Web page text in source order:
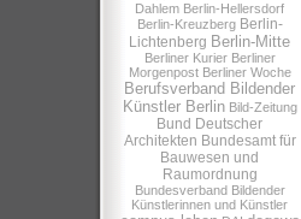
Dahlem Berlin-Hellersdorf
Berlin-Kreuzberg Berlin-
Lichtenberg Berlin-Mitte
Berliner Kurier Berliner
Morgenpost Berliner Woche
Berufsverband Bildender
Künstler Berlin Bild-Zeitung
Bund Deutscher
Architekten Bundesamt für
Bauwesen und
Raumordnung
Bundesverband Bildender
Künstlerinnen und Künstler